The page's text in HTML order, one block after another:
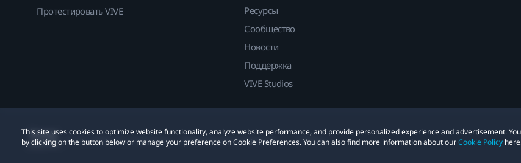
This site uses cookies to optimize website functionality, analyze website performance, and provide personalized experience and advertisement.
by clicking on the button below or manage your preference on Cookie Preferences. You can also find more information about ourCookie Policy
Протестировать VIVE
Ресурсы
Сообщество
Новости
Поддержка
VIVE Studios
© 2011-2026 HTC Corporation Юридическое Cоглашение Cookies